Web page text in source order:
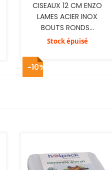
CISEAUX 12 CM ENZO
LAMES ACIER INOX
BOUTS RONDS...
Stock épuisé
-10%